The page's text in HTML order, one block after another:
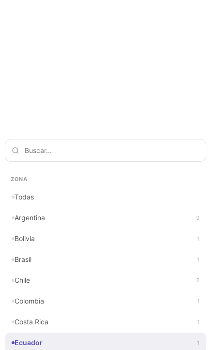
ZONA
Todas
Argentina 9
Bolivia 1
Brasil 1
Chile 2
Colombia 1
Costa Rica 1
Ecuador 1